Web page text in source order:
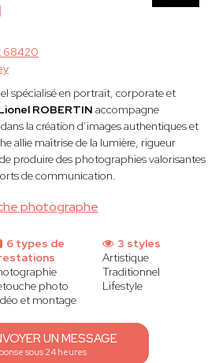
photographe
68420
spécialisé en portrait, corporate et
ROBERTIN accompagne
la création d’images authentiques et
allie maîtrise de la lumière, rigueur
produire des photographies valorisantes
de communication.
6 types de
photo
et montage
3 styles
Artistique
Traditionnel
Lifestyle
UN MESSAGE
sous 24 heures